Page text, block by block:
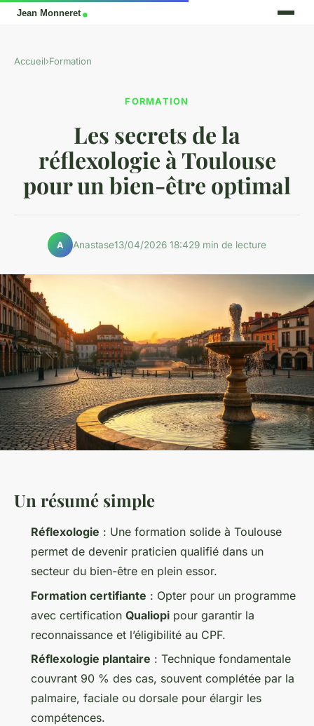
Accueil›Formation
FORMATION
Les secrets de la
réflexologie à Toulouse
pour un bien-être optimal
A Anastase13/04/2026 18:429 min de lecture
Un résumé simple
Réflexologie : Une formation solide à Toulouse
permet de devenir praticien qualifié dans un
secteur du bien-être en plein essor.
Formation certifiante : Opter pour un programme
avec certification Qualiopi pour garantir la
reconnaissance et l’éligibilité au CPF.
Réflexologie plantaire : Technique fondamentale
couvrant 90 % des cas, souvent complétée par la
palmaire, faciale ou dorsale pour élargir les
compétences.